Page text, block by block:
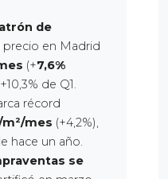
de
precio en Madrid
(+7,6%
de Q1.
récord
m²/mes (+4,2%),
hace un año.
se